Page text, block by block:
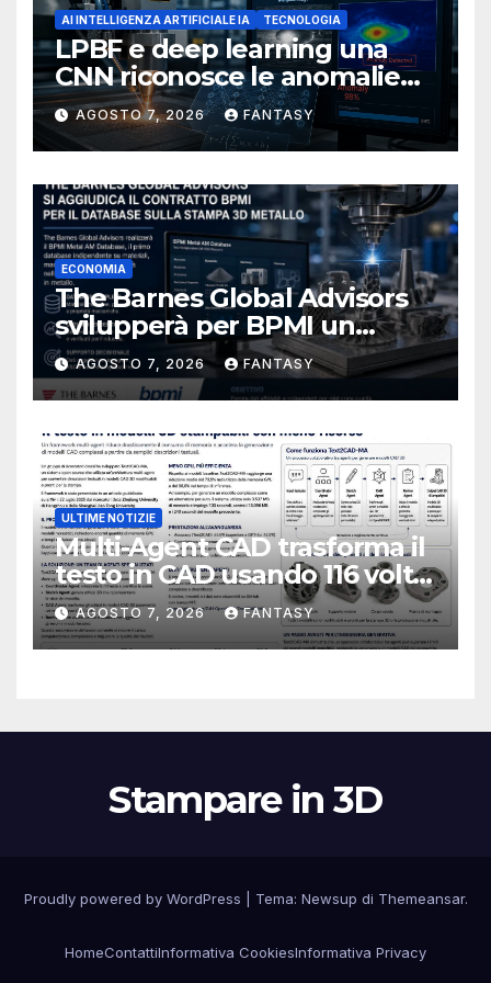
AI INTELLIGENZA ARTIFICIALE IA TECNOLOGIA
LPBF e deep learning una
CNN riconosce le anomalie
del bagno di fusione
AGOSTO 7, 2026 FANTASY
ECONOMIA
The Barnes Global Advisors
svilupperà per BPMI un
database per la stampa 3D
metallica destinata alla filiera
navale statunitense
AGOSTO 7, 2026 FANTASY
ULTIME NOTIZIE
Multi-Agent CAD trasforma il
testo in CAD usando 116 volte
meno token
AGOSTO 7, 2026 FANTASY
Stampare in 3D
Proudly powered by WordPress Tema: Newsup di Themeansar.
HomeContattiInformativa CookiesInformativa Privacy